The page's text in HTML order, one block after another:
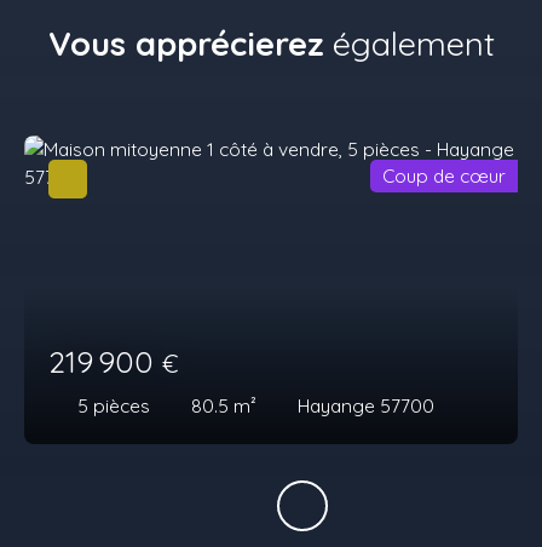
Vous apprécierez également
219 900 €
5 pièces 80.5 m² Hayange 57700
Coup de cœur